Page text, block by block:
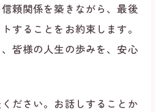
頼関係を築きながら、最後
することをお約束します。
皆様の人生の歩みを、安心
ださい。お話しすることか